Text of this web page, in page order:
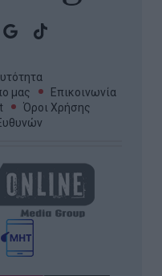
μας
Επικοινωνία
Όροι Χρήσης